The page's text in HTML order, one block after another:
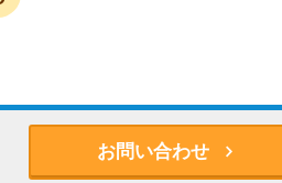
お問い合わせ